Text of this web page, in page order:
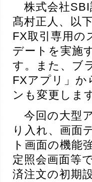
株式会社SBI
髙村正人、以
FX取引専用の
デートを実施
す。また、ブ
FXアプリ」か
ンも変更しま
今回の大型
り入れ、画面
ト画面の機能
定照会画面等
済注文の初期